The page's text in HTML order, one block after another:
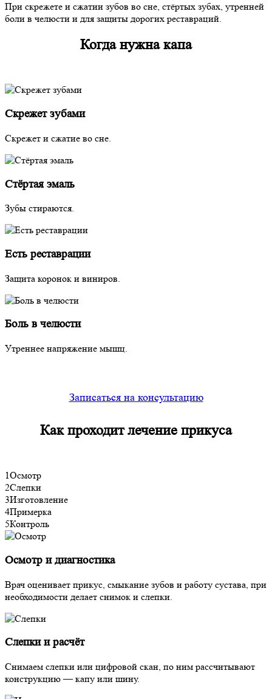
При скрежете и сжатии зубов во сне, стёртых зубах, утренней
боли в челюсти и для защиты дорогих реставраций.
Когда нужна капа
Скрежет зубами
Скрежет и сжатие во сне.
Стёртая эмаль
Зубы стираются.
Есть реставрации
Защита коронок и виниров.
Боль в челюсти
Утреннее напряжение мышц.
Записаться на консультацию
Как проходитлечение прикуса
1Осмотр
2Слепки
3Изготовление
4Примерка
5Контроль
Осмотр и диагностика
Врач оценивает прикус, смыкание зубов и работу сустава, при
необходимости делает снимок и слепки.
Слепки и расчёт
Снимаем слепки или цифровой скан, по ним рассчитывают
конструкцию — капу или шину.